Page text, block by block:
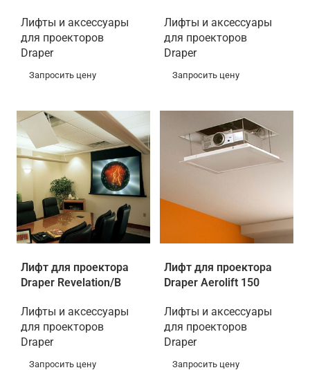
Лифты и аксессуары
для проекторов
Draper
Запросить цену
Лифты и аксессуары
для проекторов
Draper
Запросить цену
Лифт для проектора
Draper Revelation/B
Лифты и аксессуары
для проекторов
Draper
Запросить цену
Лифт для проектора
Draper Aerolift 150
Лифты и аксессуары
для проекторов
Draper
Запросить цену